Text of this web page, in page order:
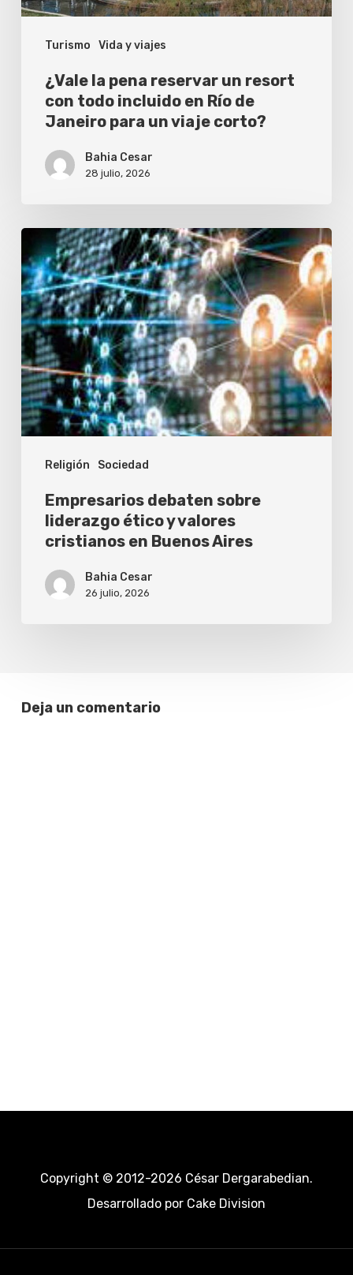
Turismo Vida y viajes
incluido
Janeiro
¿Vale la pena reservar un resort
con todo incluido en Río de
Janeiro para un viaje corto?
Bahia Cesar
28 julio, 2026
Religión Sociedad
Empresarios
debaten
sobre
liderazgo
ético
y
valores
cristianos
en
Buenos
AiresEmpresarios debaten sobre
liderazgo ético y valores
cristianos en Buenos Aires
Bahia Cesar
26 julio, 2026
Deja un comentario
Copyright © 2012-2026 César Dergarabedian.
Desarrollado porCake Division